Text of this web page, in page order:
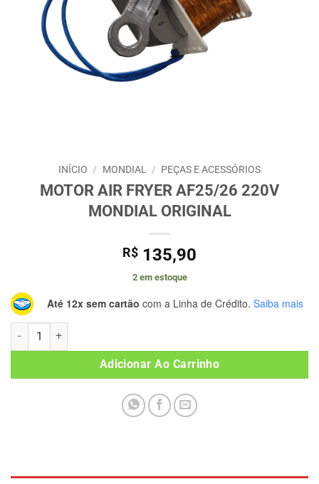
INÍCIO / MONDIAL / PEÇAS E ACESSÓRIOS
MOTOR AIR FRYER AF25/26 220V
MONDIAL ORIGINAL
R$ 135,90
2 em estoque
Até 12x sem cartão com a Linha de Crédito. Saiba mais
MOTOR AIR FRYER AF25/26 220V MONDIAL ORIGINAL quantidade
Adicionar Ao Carrinho